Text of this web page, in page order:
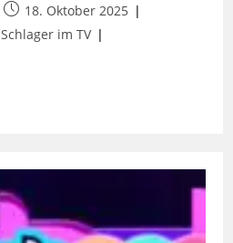
18. Oktober 2025
Schlager im TV